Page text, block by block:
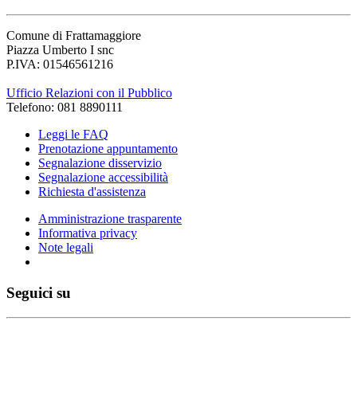
Comune di Frattamaggiore
Piazza Umberto I snc
P.IVA: 01546561216
Ufficio Relazioni con il Pubblico
Telefono: 081 8890111
Leggi le FAQ
Prenotazione appuntamento
Segnalazione disservizio
Segnalazione accessibilità
Richiesta d'assistenza
Amministrazione trasparente
Informativa privacy
Note legali
Seguici su